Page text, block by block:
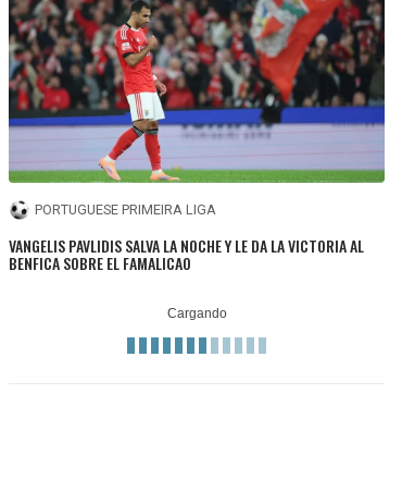
PORTUGUESE PRIMEIRA LIGA
VANGELIS PAVLIDIS SALVA LA NOCHE Y LE DA LA VICTORIA AL
BENFICA SOBRE EL FAMALICAO